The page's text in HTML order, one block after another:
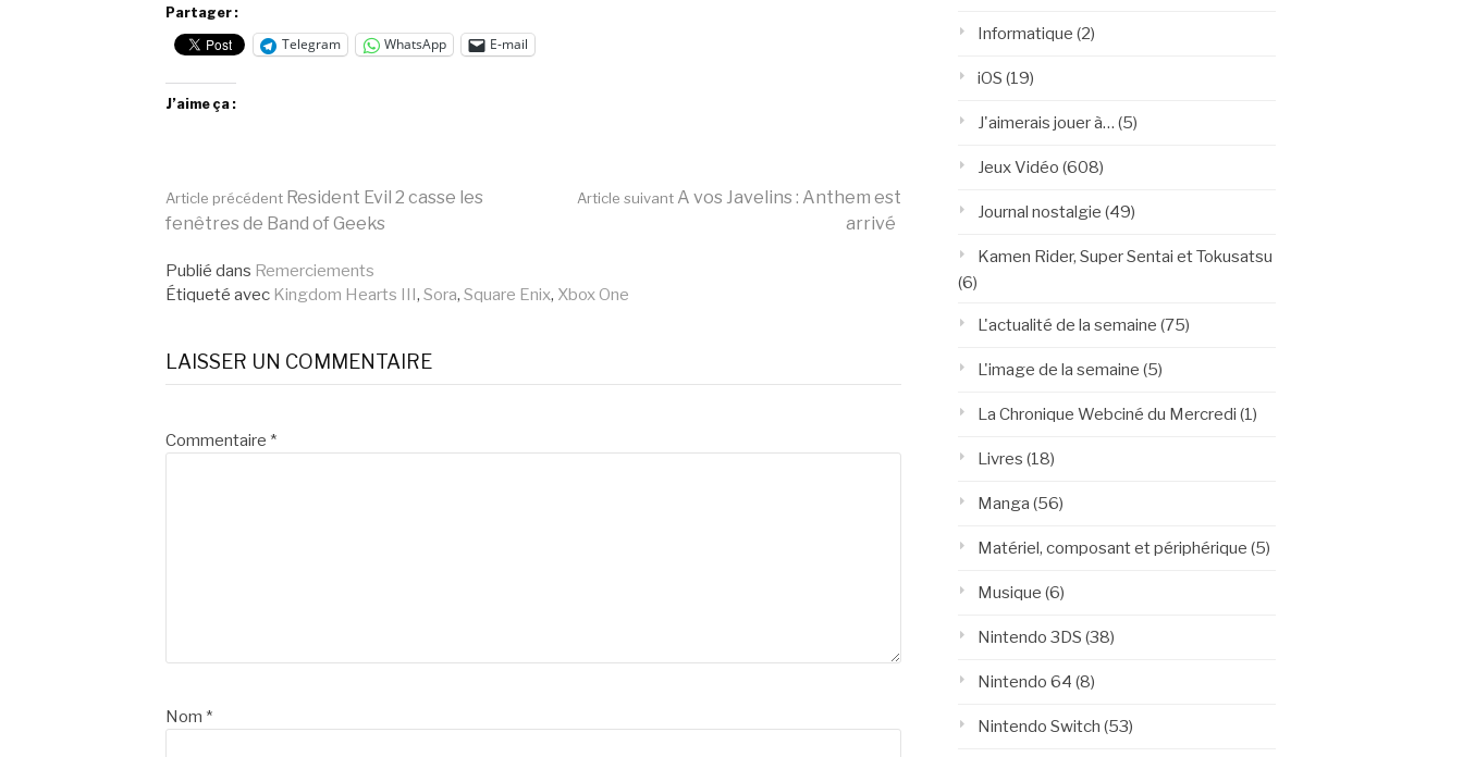
Partager :
Telegram WhatsApp E-mail
J’aime ça :
Lire
la
suite
Article précédent Resident Evil 2 casse les
fenêtres de Band of Geeks
Article suivant A vos Javelins : Anthem est
arrivé
Publié dans Remerciements
Étiqueté avec Kingdom Hearts III, Sora, Square Enix, Xbox One
LAISSER UN COMMENTAIRE
Commentaire *
Nom *
Informatique (2)
iOS (19)
J'aimerais jouer à… (5)
Jeux Vidéo (608)
Journal nostalgie (49)
Kamen Rider, Super Sentai et Tokusatsu
(6)
L'actualité de la semaine (75)
L'image de la semaine (5)
La Chronique Webciné du Mercredi (1)
Livres (18)
Manga (56)
Matériel, composant et périphérique (5)
Musique (6)
Nintendo 3DS (38)
Nintendo 64 (8)
Nintendo Switch (53)